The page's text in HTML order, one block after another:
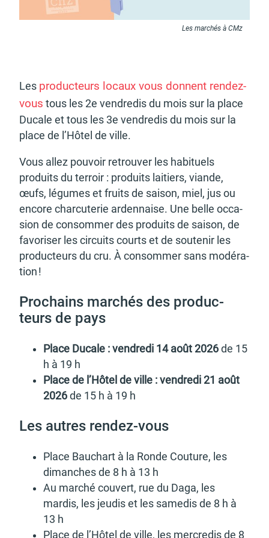
Budget participatif
lignes
Demande d'occupation
de l'espace public
ACCEO - Accessibilité
des guichets municipaux
pour sourds et
Guichet numérique des
autorisations
d'urbanisme
Portail vie associative
Demande de panneaux
Les marchés à CMz
Les produc­teurs locaux vous donnent rendez-
vous tous les 2e vendre­dis du mois sur la place
Ducale et tous les 3e vendre­dis du mois sur la
place de l’Hô­tel de ville.
Vous allez pouvoir retrou­ver les habi­tuels
produits du terroir : produits laitiers, viande,
œufs, légumes et fruits de saison, miel, jus ou
encore char­cu­te­rie arden­naise. Une belle occa­
sion de consom­mer des produits de saison, de
favo­ri­ser les circuits courts et de soute­nir les
produc­teurs du cru. À consom­mer sans modé­ra­
tion !
Prochains marchés des produc­
teurs de pays
Place Ducale : vendredi 14 août 2026 de 15
h à 19 h
Place de l’Hô­tel de ville : vendredi 21 août
2026 de 15 h à 19 h
Les autres rendez-vous
Place Bauchart à la Ronde Couture, les
dimanches de 8 h à 13 h
Au marché couvert, rue du Daga, les
mardis, les jeudis et les same­dis de 8 h à
13 h
Place de l’Hô­tel de ville, les mercre­dis de 8